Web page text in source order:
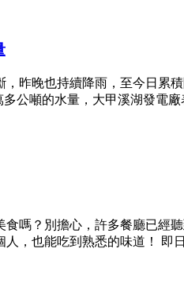
昨晚也持續降雨，至今日累
公噸的水量，大甲溪湖發電廠
嗎？別擔心，許多餐廳已經聽
，也能吃到熟悉的味道！ 即